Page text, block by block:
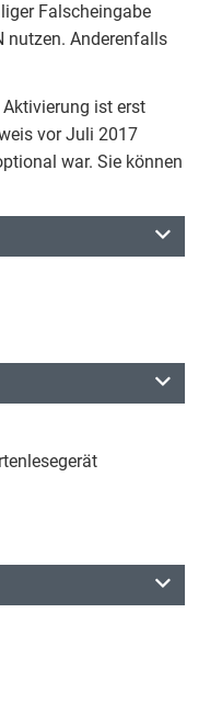
Falscheingabe
nutzen. Anderenfalls
ist erst
vor Juli 2017
war. Sie können